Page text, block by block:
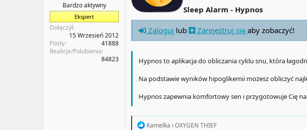
Bardzo aktywny
Ekspert
Dołączył
15 Wrzesień 2012
Posty
41888
Reakcje/Polubienia
84823
Sleep Alarm - Hypnos
Zaloguj lub Zarejestruj się aby zobaczyć!
Hypnos to aplikacja do obliczania cyklu snu, która
Na podstawie wyników hipoglikemii możesz obliczyć
Hypnos zapewnia komfortowy sen i przygotowuje Cię
R
Kamelka i OXYGEN THIEF